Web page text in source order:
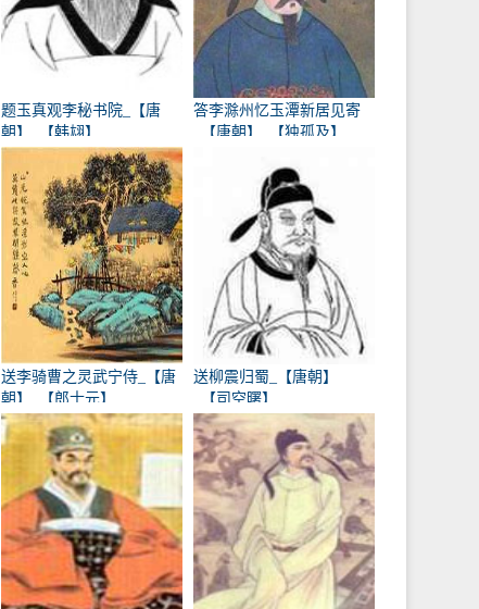
题玉真观李秘书院_【唐
朝】_【韩翃】
答李滁州忆玉潭新居见寄
_【唐朝】_【独孤及】
送李骑曹之灵武宁侍_【唐
朝】_【郎士元】
送柳震归蜀_【唐朝】
_【司空曙】